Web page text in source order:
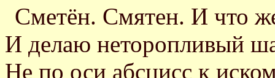
Сметён. Смятен. И что
И делаю неторопливый
Не по оси абсцисс к